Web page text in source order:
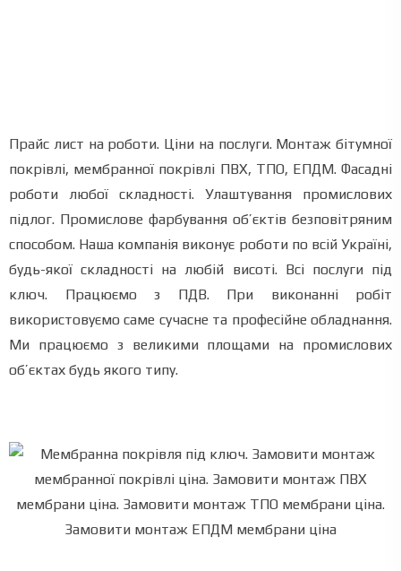
Прайс лист на роботи. Ціни на послуги. Монтаж бітумної
покрівлі, мембранної покрівлі ПВХ, ТПО, ЕПДМ. Фасадні
роботи любої складності. Улаштування промислових
підлог. Промислове фарбування об’єктів безповітряним
способом. Наша компанія виконує роботи по всій Україні,
будь-якої складності на любій висоті. Всі послуги під
ключ. Працюємо з ПДВ. При виконанні робіт
використовуємо саме сучасне та професійне обладнання.
Ми працюємо з великими площами на промислових
об’єктах будь якого типу.